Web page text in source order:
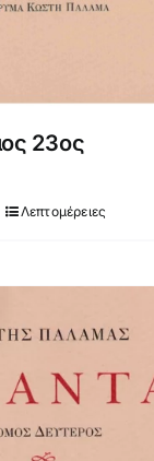
23ος
Λεπτομέρειες